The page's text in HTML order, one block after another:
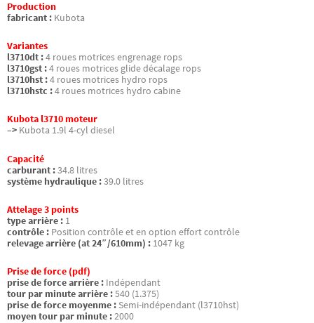
Production
fabricant : Kubota
Variantes
l3710dt :4 roues motrices engrenage rops
l3710gst :4 roues motrices glide décalage rops
l3710hst :4 roues motrices hydro rops
l3710hstc :4 roues motrices hydro cabine
Kubota l3710 moteur
–> Kubota 1.9l 4-cyl diesel
Capacité
carburant :34.8 litres
système hydraulique :39.0 litres
Attelage 3 points
type arrière : 1
contrôle : Position contrôle et en option effort contrôle
relevage arrière (at 24″/610mm) : 1047 kg
Prise de force (pdf)
prise de force arrière : Indépendant
tour par minute arrière :540 (1.375)
prise de force moyenme : Semi-indépendant (l3710hst)
moyen tour par minute :2000